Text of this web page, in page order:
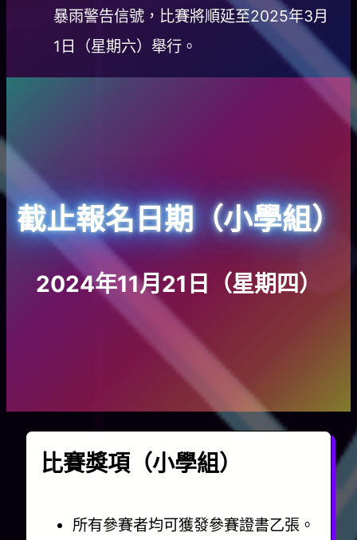
暴雨警告信號，比賽將順延至2025年3月
1日（星期六）舉行。
截止報名日期（小學組）
2024年11月21日（星期四）
比賽獎項（小學組）
所有參賽者均可獲發參賽證書乙張。